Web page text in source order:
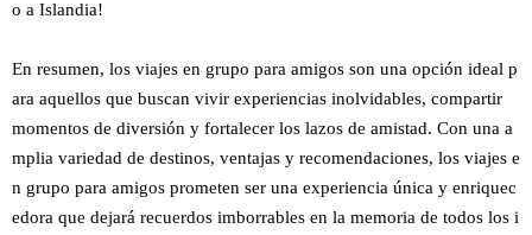
o a Islandia!
En resumen, los viajes en grupo para amigos son una opción ideal p
ara aquellos que buscan vivir experiencias inolvidables, compartir
momentos de diversión y fortalecer los lazos de amistad. Con una a
mplia variedad de destinos, ventajas y recomendaciones, los viajes e
n grupo para amigos prometen ser una experiencia única y enriquec
edora que dejará recuerdos imborrables en la memoria de todos los i